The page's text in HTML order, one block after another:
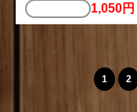
1,050円
1 2